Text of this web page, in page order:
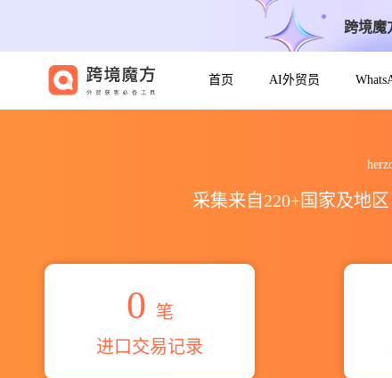
跨境魔
首页 AI外贸员
采集来自220+国家及地
0 笔
进口交易记录